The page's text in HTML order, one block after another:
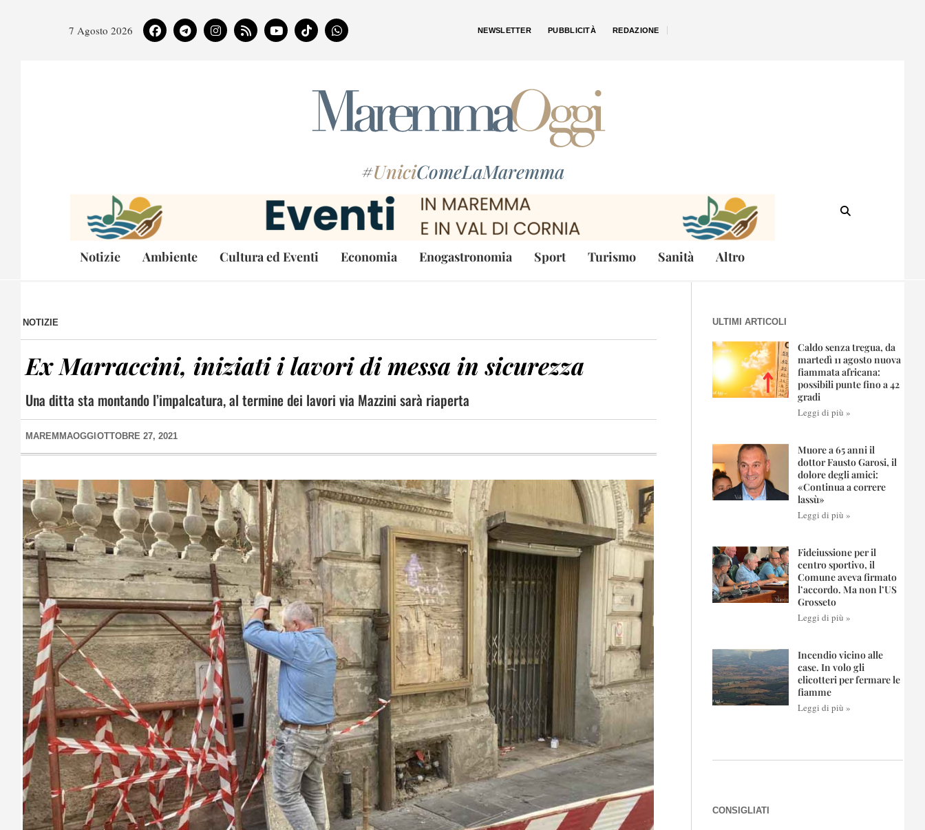
7 Agosto 2026 NEWSLETTER PUBBLICITÀ REDAZIONE
#UniciComeLaMaremma
Notizie Ambiente Cultura ed Eventi Economia Enogastronomia Sport Turismo Sanità Altro
NOTIZIE
Ex Marraccini, iniziati i lavori di messa in sicurezza
Una ditta sta montando l’impalcatura, al termine dei lavori via Mazzini sarà riaperta
MAREMMAOGGI OTTOBRE 27, 2021
ULTIMI ARTICOLI
Caldo senza tregua, da
martedì 11 agosto nuova
fiammata africana:
possibili punte fino a 42
gradi
Leggi di più »
Muore a 65 anni il
dottor Fausto Garosi, il
dolore degli amici:
«Continua a correre
lassù»
Leggi di più »
Fideiussione per il
centro sportivo, il
Comune aveva firmato
l’accordo. Ma non l’US
Grosseto
Leggi di più »
Incendio vicino alle
case. In volo gli
elicotteri per fermare le
fiamme
Leggi di più »
CONSIGLIATI